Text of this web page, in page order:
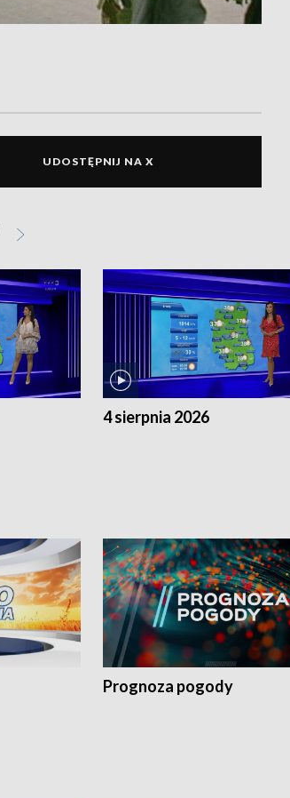
UDOSTĘPNIJ NA X
4 sierpnia 2026
Prognoza pogody